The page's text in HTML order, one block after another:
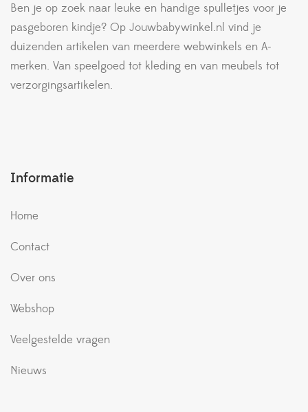
Ben je op zoek naar leuke en handige spulletjes voor je
pasgeboren kindje? Op Jouwbabywinkel.nl vind je
duizenden artikelen van meerdere webwinkels en A-
merken. Van speelgoed tot kleding en van meubels tot
verzorgingsartikelen.
Informatie
Home
Contact
Over ons
Webshop
Veelgestelde vragen
Nieuws